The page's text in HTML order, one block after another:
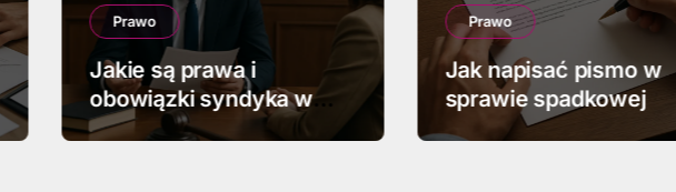
Prawo
Jakie są prawa i
obowiązki syndyka w
upadłości
Prawo
Jak napisać pismo w
sprawie spadkowej